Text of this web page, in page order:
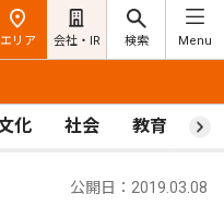
エリア 会社・IR 検索 Menu
化 社会 教育 ス
公開日：2019.03.08